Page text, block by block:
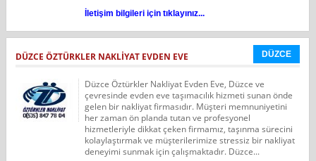
İletişim bilgileri için tıklayınız...
DÜZCE ÖZTÜRKLER NAKLIYAT EVDEN EVE DÜZCE
Düzce Öztürkler Nakliyat Evden Eve, Düzce ve
çevresinde evden eve taşımacılık hizmeti sunan önde
gelen bir nakliyat firmasıdır. Müşteri memnuniyetini
her zaman ön planda tutan ve profesyonel
hizmetleriyle dikkat çeken firmamız, taşınma sürecini
kolaylaştırmak ve müşterilerimize stressiz bir nakliyat
deneyimi sunmak için çalışmaktadır. Düzce...